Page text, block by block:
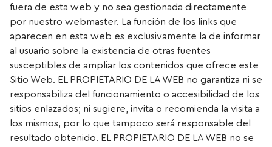
fuera de esta web y no sea gestionada directamente
por nuestro webmaster. La función de los links que
aparecen en esta web es exclusivamente la de informar
al usuario sobre la existencia de otras fuentes
susceptibles de ampliar los contenidos que ofrece este
Sitio Web. EL PROPIETARIO DE LA WEB no garantiza ni se
responsabiliza del funcionamiento o accesibilidad de los
sitios enlazados; ni sugiere, invita o recomienda la visita a
los mismos, por lo que tampoco será responsable del
resultado obtenido. EL PROPIETARIO DE LA WEB no se